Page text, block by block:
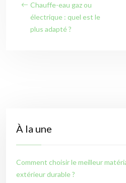
Chauffe-eau gaz ou
électrique : quel est le
plus adapté ?
À la une
Comment choisir le meilleur
extérieur durable ?